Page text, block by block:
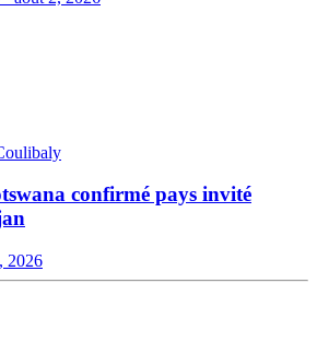
confirmé pays invité
2026